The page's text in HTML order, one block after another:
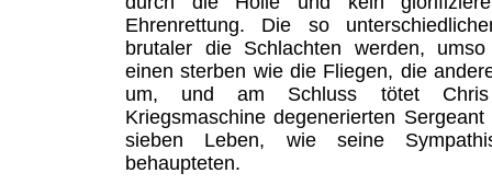
Ehrenrettung. Die so
brutaler die Schlachten werden,
einen sterben wie die Fliegen, die
um, und am Schluss tötet
Kriegsmaschine degenerierten
sieben Leben, wie seine
behaupteten.